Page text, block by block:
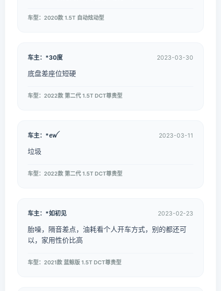
车型：2020款 1.5T 自动炫动型
车主：*30度 2023-03-30
底盘差座位短硬
车型：2022款 第二代 1.5T DCT尊贵型
车主：*ꫀꪝ 2023-03-11
垃圾
车型：2022款 第二代 1.5T DCT尊贵型
车主：*如初见 2023-02-23
胎噪，隔音差点，油耗看个人开车方式，别的都还可
以，家用性价比高
车型：2021款 蓝鲸版 1.5T DCT尊贵型